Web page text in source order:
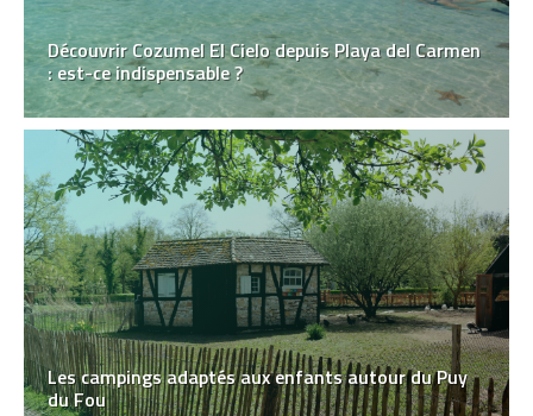
Découvrir Cozumel El Cielo depuis Playa del Carmen
: est-ce indispensable ?
Les campings adaptés aux enfants autour du Puy
du Fou